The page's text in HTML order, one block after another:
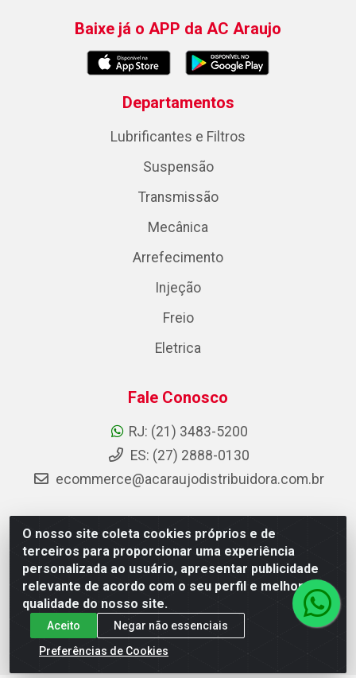
O nosso site coleta cookies próprios e de
terceiros para proporcionar uma experiência
personalizada ao usuário, apresentar publicidade
relevante de acordo com o seu perfil e melhorar a
qualidade do nosso site.
Aceito
Negar não essenciais
Preferências de Cookies
Baixe já o APP da AC Araujo
Departamentos
Lubrificantes e Filtros
Suspensão
Transmissão
Mecânica
Arrefecimento
Injeção
Freio
Eletrica
Fale Conosco
RJ: (21) 3483-5200
ES: (27) 2888-0130
ecommerce@acaraujodistribuidora.com.br
AC Araujo Distribuidora - Rua Carneiro de Campos, 42 -
São Cristóvão, Rio de Janeiro/RJ - CEP 20.920-410 -
CNPJ 08.744.753/0003-85